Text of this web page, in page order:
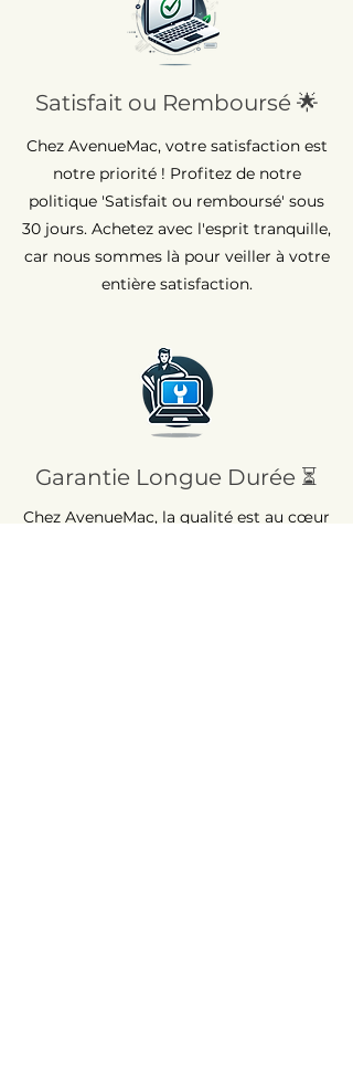
Satisfait ou Remboursé 🌟
Chez AvenueMac, votre satisfaction est
notre priorité ! Profitez de notre
politique 'Satisfait ou remboursé' sous
30 jours. Achetez avec l'esprit tranquille,
car nous sommes là pour veiller à votre
entière satisfaction.
Garantie Longue Durée ⏳
Chez AvenueMac, la qualité est au cœur